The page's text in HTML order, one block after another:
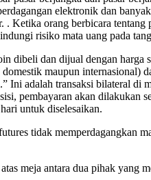
elektronik dan
. Ketika orang berbicara
risiko mata uang pada
dibeli dan dijual dengan
maupun internasional)
Ini adalah transaksi bilateral di
pembayaran akan dilakukan
untuk diselesaikan.
tidak memperdagangkan
meja antara dua pihak yang